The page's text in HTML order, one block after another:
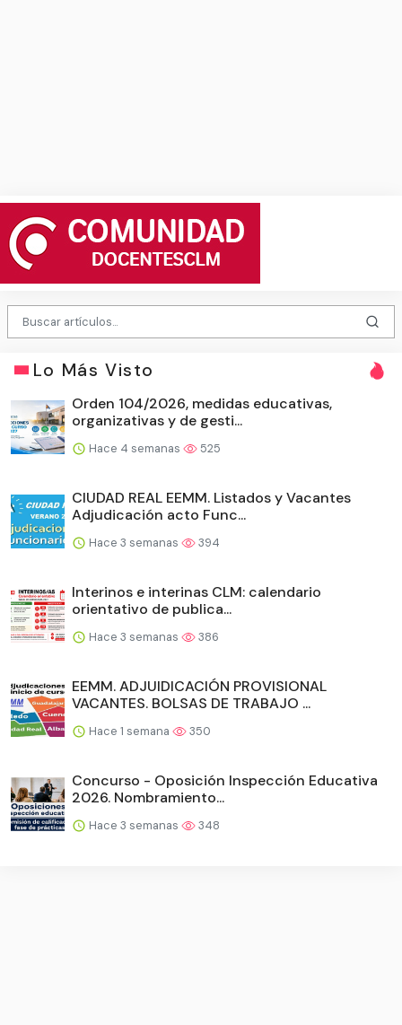
Lo Más Visto
Orden 104/2026, medidas educativas,
organizativas y de gesti...
Hace 4 semanas 525
CIUDAD REAL EEMM. Listados y Vacantes
Adjudicación acto Func...
Hace 3 semanas 394
Interinos e interinas CLM: calendario
orientativo de publica...
Hace 3 semanas 386
EEMM. ADJUIDICACIÓN PROVISIONAL
VACANTES. BOLSAS DE TRABAJO ...
Hace 1 semana 350
Concurso - Oposición Inspección Educativa
2026. Nombramiento...
Hace 3 semanas 348